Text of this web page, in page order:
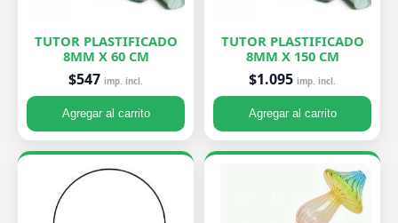
TUTOR PLASTIFICADO
8MM X 60 CM
$547 imp. incl.
Agregar al carrito
TUTOR PLASTIFICADO
8MM X 150 CM
$1.095 imp. incl.
Agregar al carrito